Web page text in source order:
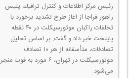
رئیس مركز اطلاعات و كنترل ترافیك پلیس
راهور فراجا از آغاز طرح تشدید برخورد با
تخلفات راكبان موتورسیكلت در ۴۰ نقطه
پایتخت خبر داد و گفت: بر اساس تحلیل
تصادفات، متأسفانه از هر ۱۰ تصادف
موتورسیكلت در تهران، ۶ مورد به فوت منجر
می‌شود.